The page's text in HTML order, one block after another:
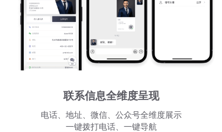
联系信息全维度呈现
电话、地址、微信、公众号全维度展示
一键拨打电话、一键导航